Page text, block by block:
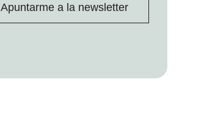
Apuntarme a la newsletter